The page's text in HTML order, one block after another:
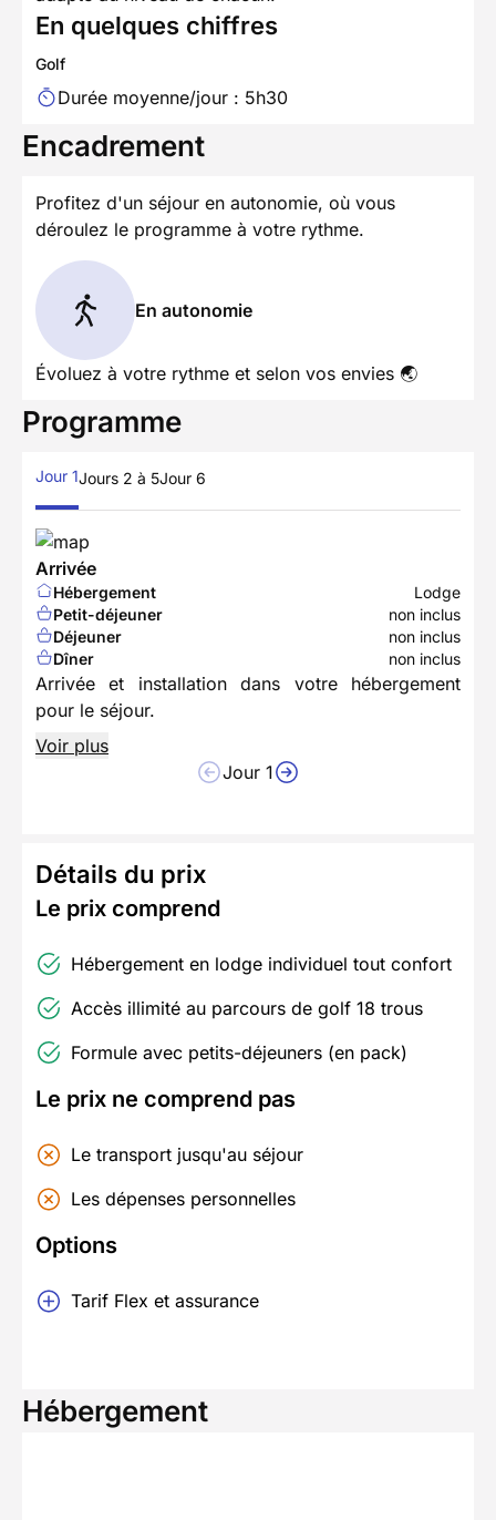
En quelques chiffres
Golf
Durée moyenne/jour : 5h30
Encadrement
Profitez d'un séjour en autonomie, où vous
déroulez le programme à votre rythme.
En autonomie
Évoluez à votre rythme et selon vos envies 🌏
Programme
Jour 1Jours 2 à 5Jour 6
Arrivée
Hébergement
Lodge
Petit-déjeuner
non inclus
Déjeuner
non inclus
Dîner
non inclus
Arrivée et installation dans votre hébergement
pour le séjour.
Voir plus
Jour 1
Détails du prix
Le prix comprend
Hébergement en lodge individuel tout confort
Accès illimité au parcours de golf 18 trous
Formule avec petits-déjeuners (en pack)
Le prix ne comprend pas
Le transport jusqu'au séjour
Les dépenses personnelles
Options
Tarif Flex et assurance
Hébergement